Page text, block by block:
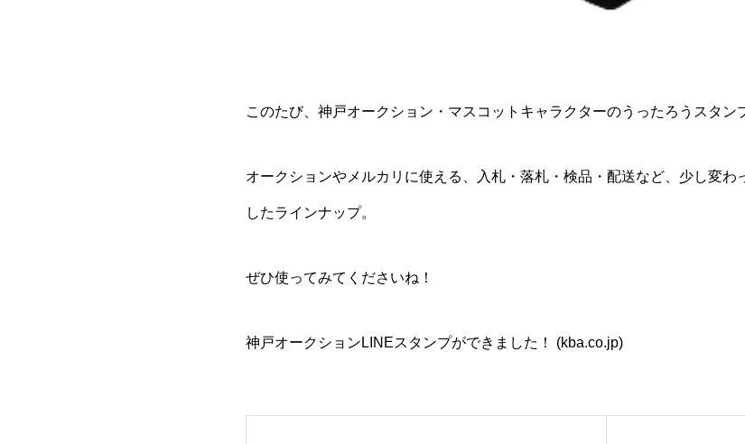
このたび、神戸オークション・マスコットキャラクターのうったろうスタン
オークションやメルカリに使える、入札・落札・検品・配送など、少し変わ
したラインナップ。
ぜひ使ってみてくださいね！
神戸オークションLINEスタンプができました！ (kba.co.jp)